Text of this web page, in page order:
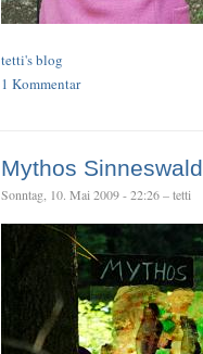
tetti's blog
1 Kommentar
Mythos Sinneswald
Sonntag, 10. Mai 2009 - 22:26 – tetti